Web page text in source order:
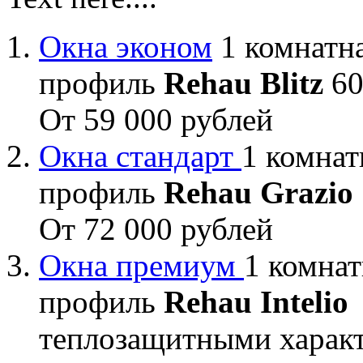
Окна эконом 1
профиль Rehau Blitz
От 59 000 рублей
Окна стандарт 1
профиль Rehau Grazio
От 72 000 рублей
Окна премиум 1
профиль Rehau Intelio
теплозащитными